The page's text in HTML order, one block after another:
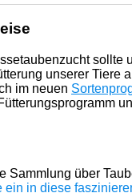
sollte
unserer Tiere
im neuen
Sammlung über
ein in diese